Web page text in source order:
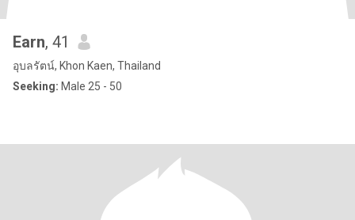
Earn, 41
อุบลรัตน์, Khon Kaen, Thailand
Seeking: Male 25 - 50